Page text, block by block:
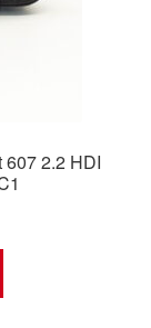
607 2.2 HDI